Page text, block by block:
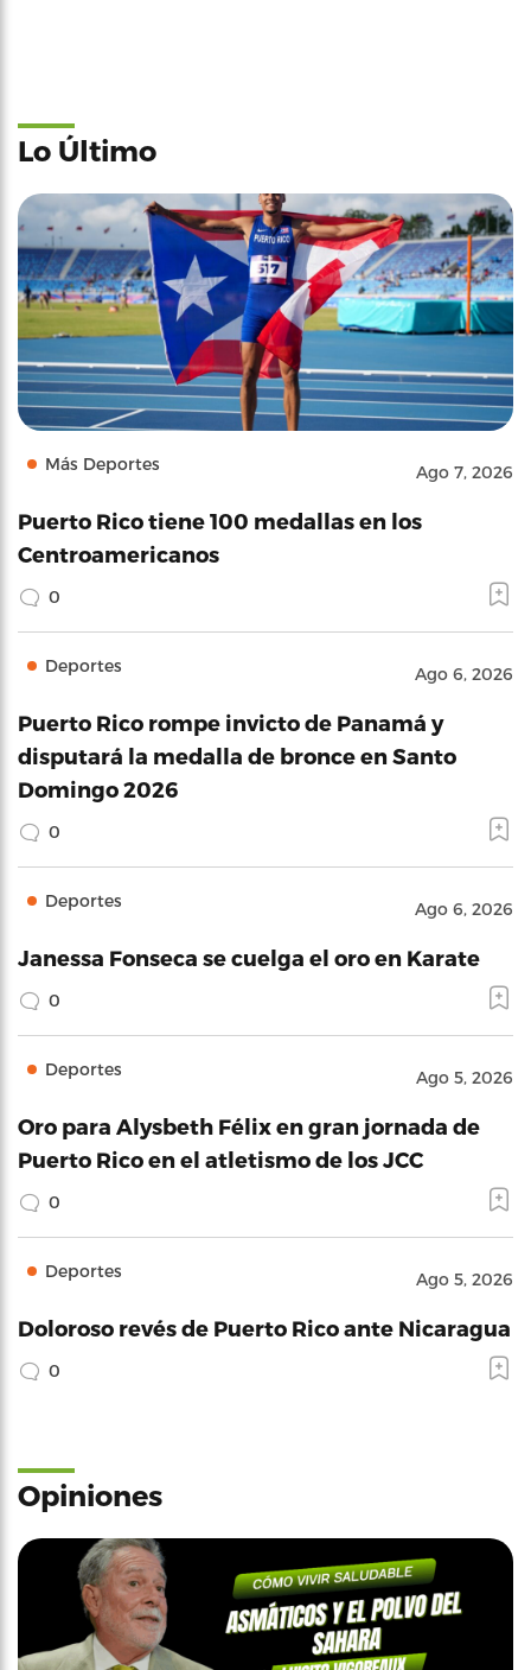
Lo Último
Más Deportes Ago 7, 2026
Puerto Rico tiene 100 medallas en los
Centroamericanos
0
Deportes Ago 6, 2026
Puerto Rico rompe invicto de Panamá y
disputará la medalla de bronce en Santo
Domingo 2026
0
Deportes Ago 6, 2026
Janessa Fonseca se cuelga el oro en Karate
0
Deportes Ago 5, 2026
Oro para Alysbeth Félix en gran jornada de
Puerto Rico en el atletismo de los JCC
0
Deportes Ago 5, 2026
Doloroso revés de Puerto Rico ante Nicaragua
0
Opiniones